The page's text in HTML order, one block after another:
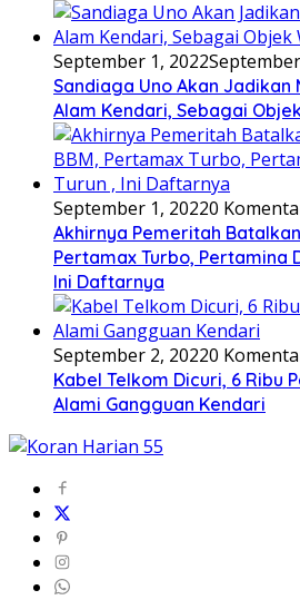
September 1, 2022
Sandiaga Uno Akan Jadikan
Alam Kendari, Sebagai
September 1, 20220
Akhirnya Pemeritah
Pertamax Turbo, Pertamina
Ini Daftarnya
September 2, 20220
Kabel Telkom Dicuri, 6 Ribu
Alami Gangguan Kendari